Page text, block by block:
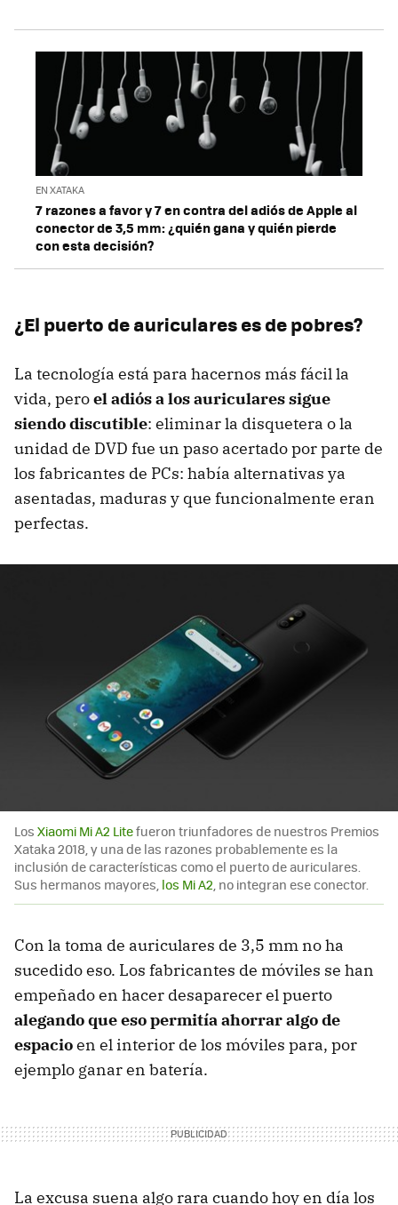
EN XATAKA
7 razones a favor y 7 en contra del adiós de Apple al
conector de 3,5 mm: ¿quién gana y quién pierde
con esta decisión?
¿El puerto de auriculares es de pobres?
La tecnología está para hacernos más fácil la
vida, peroel adiós a los auriculares sigue
siendo discutible: eliminar la disquetera o la
unidad de DVD fue un paso acertado por parte de
los fabricantes de PCs: había alternativas ya
asentadas, maduras y que funcionalmente eran
perfectas.
Los Xiaomi Mi A2 Litefueron triunfadores de nuestros Premios
Xataka 2018, y una de las razones probablemente es la
inclusión de características como el puerto de auriculares.
Sus hermanos mayores, los Mi A2 , no integran ese conector.
Con la toma de auriculares de 3,5 mm no ha
sucedido eso. Los fabricantes de móviles se han
empeñado en hacer desaparecer el puerto
alegando que eso permitía ahorrar algo de
espacioen el interior de los móviles para, por
ejemplo ganar en batería.
La excusa suena algo rara cuando hoy en día los